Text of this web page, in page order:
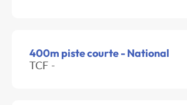
400m piste courte - National
TCF -